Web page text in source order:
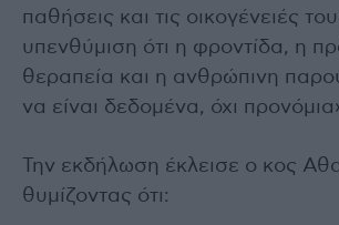
παθήσεις και τις οικογένειές
υπενθύμιση ότι η φροντίδα, η
θεραπεία και η ανθρώπινη
να είναι δεδομένα, όχι
Την εκδήλωση έκλεισε ο κος
θυμίζοντας ότι: